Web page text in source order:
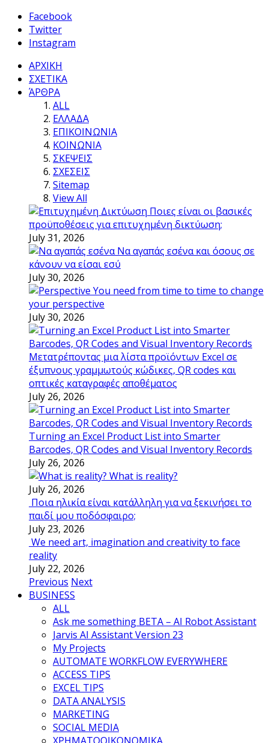
Facebook
Twitter
Instagram
ΑΡΧΙΚΗ
ΣΧΕΤΙΚΑ
ΆΡΘΡΑ
ALL
ΕΛΛΑΔΑ
ΕΠΙΚΟΙΝΩΝΙΑ
ΚΟΙΝΩΝΙΑ
ΣΚΕΨΕΙΣ
ΣΧΕΣΕΙΣ
Sitemap
View All
Ποιες είναι οι βασικές
προϋποθέσεις για επιτυχημένη δικτύωση;
July 31, 2026
Να αγαπάς εσένα και όσους σε
κάνουν να είσαι εσύ
July 30, 2026
You need from time to time to change
your perspective
July 30, 2026
Μετατρέποντας μια λίστα προϊόντων Excel σε
έξυπνους γραμμωτούς κώδικες, QR codes και
οπτικές καταγραφές αποθέματος
July 26, 2026
Turning an Excel Product List into Smarter
Barcodes, QR Codes and Visual Inventory Records
July 26, 2026
What is reality?
July 26, 2026
Ποια ηλικία είναι κατάλληλη για να ξεκινήσει το
παιδί μου ποδόσφαιρο;
July 23, 2026
We need art, imagination and creativity to face
reality
July 22, 2026
Previous Next
BUSINESS
ALL
Ask me something BETA – AI Robot Assistant
Jarvis AI Assistant Version 23
My Projects
AUTOMATE WORKFLOW EVERYWHERE
ACCESS TIPS
EXCEL TIPS
DATA ANALYSIS
MARKETING
SOCIAL MEDIA